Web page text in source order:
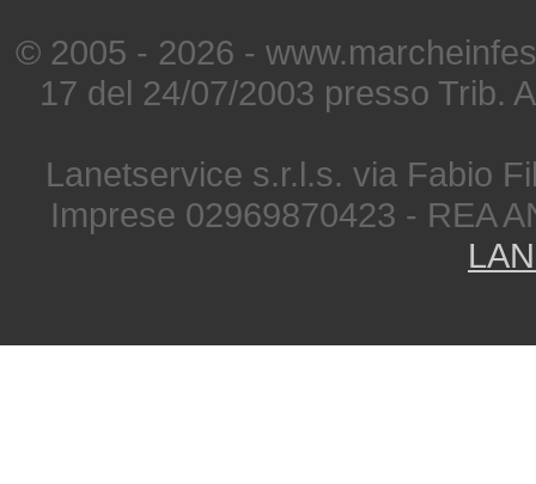
© 2005 - 2026 -
17 del 24/07/2003 presso Trib.
Lanetservice s.r.l.s. via Fabio
Imprese 02969870423 - REA